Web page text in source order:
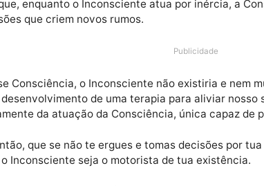
Lua Cheia em
como seres psíquicos, estamos
que, enquanto o Inconsciente atua por
que criem novos rumos.
Publicidade